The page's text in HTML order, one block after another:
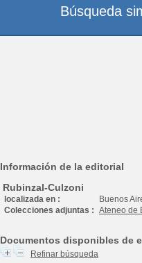
Información de la editorial
Rubinzal-Culzoni
localizada en :
Buenos
Colecciones adjuntas : Ateneo de
Documentos disponibles de
Refinar búsqueda
Búsqueda